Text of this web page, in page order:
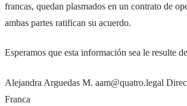
francas, quedan plasmados en un contrato de
ambas partes ratifican su acuerdo.
Esperamos que esta información sea le resulte
Alejandra Arguedas M. aam@quatro.legal
Franca